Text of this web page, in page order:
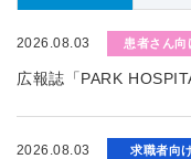
2026.08.03 患者さん向
広報誌「PARK
2026.08.03 求職者向